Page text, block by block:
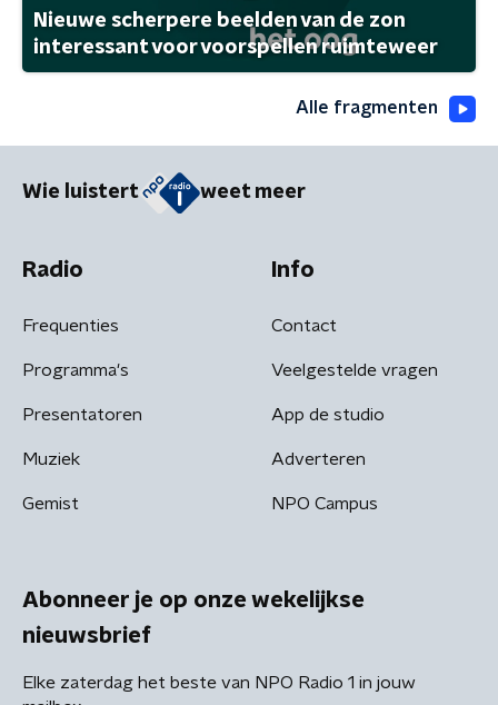
Nieuwe scherpere beelden van de zon
interessant voor voorspellen ruimteweer
Alle fragmenten
Wie luistert weet meer
Radio
Frequenties
Programma's
Presentatoren
Muziek
Gemist
Info
Contact
Veelgestelde vragen
App de studio
Adverteren
NPO Campus
Abonneer je op onze wekelijkse
nieuwsbrief
Elke zaterdag het beste van NPO Radio 1 in jouw